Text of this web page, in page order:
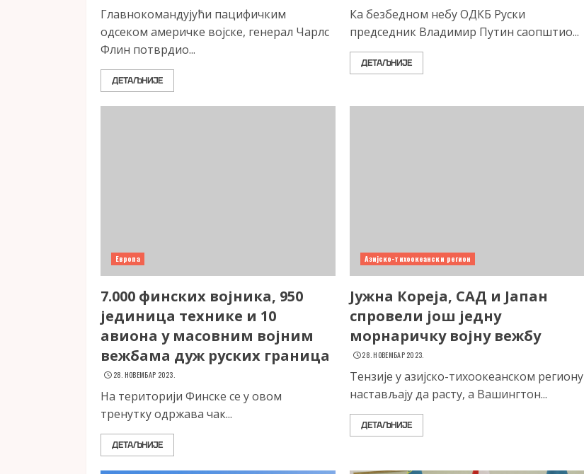
Главнокомандујући пацифичким
одсеком америчке војске, генерал Чарлс
Флин потврдио...
ДЕТАЉНИЈЕ
Ка безбедном небу ОДКБ Руски
председник Владимир Путин саопштио...
ДЕТАЉНИЈЕ
Европа
7.000 финских војника, 950
јединица технике и 10
авиона у масовним војним
вежбама дуж руских граница
28. НОВЕМБАР 2023.
На територији Финске се у овом
тренутку одржава чак...
ДЕТАЉНИЈЕ
Азијско-тихоокеански регион
Јужна Кореја, САД и Јапан
спровели још једну
морнаричку војну вежбу
28. НОВЕМБАР 2023.
Тензије у азијско-тихоокеанском региону
настављају да расту, а Вашингтон...
ДЕТАЉНИЈЕ